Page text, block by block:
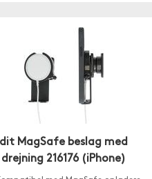
MagSafe beslag med
drejning 216176 (iPhone)